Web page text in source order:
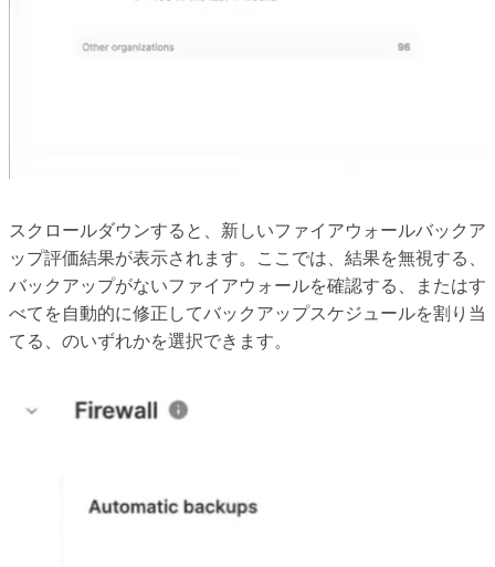
スクロールダウンすると、新しいファイアウォールバックア
ップ評価結果が表示されます。ここでは、結果を無視する、
バックアップがないファイアウォールを確認する、またはす
べてを自動的に修正してバックアップスケジュールを割り当
てる、のいずれかを選択できます。